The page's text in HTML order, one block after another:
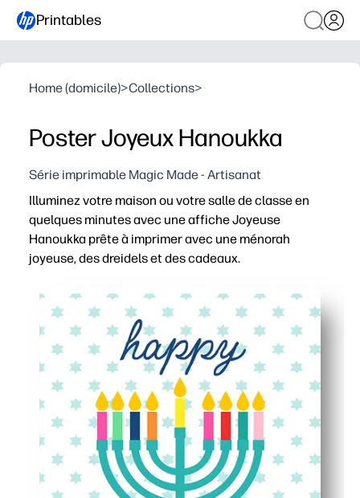
Printables
Home (domicile)>Collections>
Poster Joyeux Hanoukka
Série imprimable Magic Made - Artisanat
Illuminez votre maison ou votre salle de classe en
quelques minutes avec une affiche Joyeuse
Hanoukka prête à imprimer avec une ménorah
joyeuse, des dreidels et des cadeaux.
Pas de préparation : il suffit d'imprimer, de découper
Les illustrations adaptées aux enfants vous aident à
Utilisation flexible : affichez-la sur une porte, un
Réutilisable : imprimez sur du papier cartonné ou